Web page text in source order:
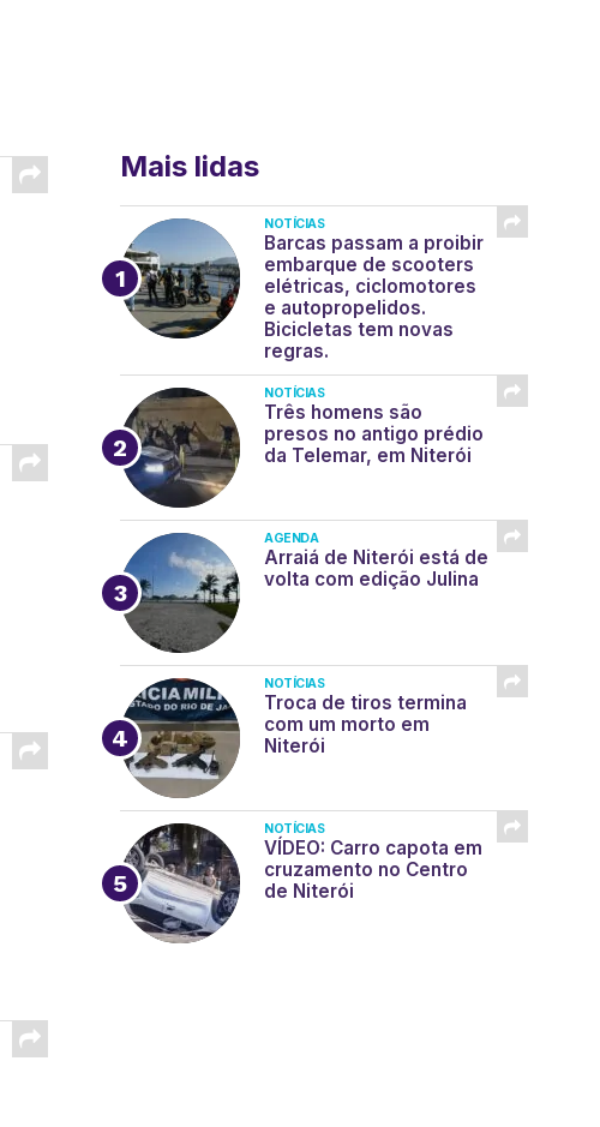
Mais lidas
NOTÍCIAS
Barcas passam a proibir
embarque de scooters
elétricas, ciclomotores
e autopropelidos.
Bicicletas tem novas
regras.
NOTÍCIAS
Três homens são
presos no antigo prédio
da Telemar, em Niterói
AGENDA
Arraiá de Niterói está de
volta com edição Julina
NOTÍCIAS
Troca de tiros termina
com um morto em
Niterói
NOTÍCIAS
VÍDEO: Carro capota em
cruzamento no Centro
de Niterói